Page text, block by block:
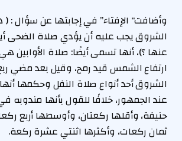
وأضافت“ الإفتاء” في إجابتها عن سؤال
الشروق يجب عليه أن يؤدي صلاة الضحى
عنها ؟)، أنها تسمى أيضًا: صلاة الأوابين
ارتفاع الشمس قيد رمح، وقيل بعد مضي
الشروق أحد أنواع صلاة النفل وحكمها
عند الجمهور، خلافًا للقول بأنها
حنيفة، وأقلها ركعتان، وأوسطها أربع
ثمان ركعات، وأكثرها اثنتي عشرة ركعة.